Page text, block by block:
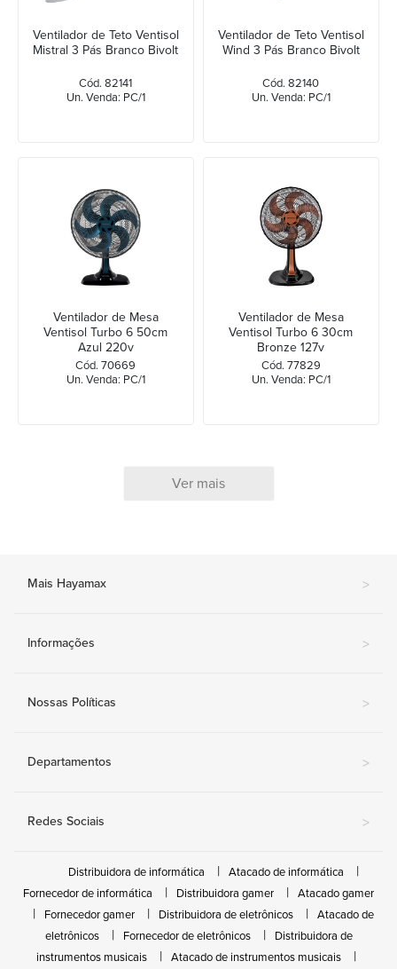
Ventilador de Teto Ventisol
Mistral 3 Pás Branco Bivolt
Cód. 82141
Un. Venda: PC/1
Ventilador de Teto Ventisol
Wind 3 Pás Branco Bivolt
Cód. 82140
Un. Venda: PC/1
Ventilador de Mesa
Ventisol Turbo 6 50cm
Azul 220v
Cód. 70669
Un. Venda: PC/1
Ventilador de Mesa
Ventisol Turbo 6 30cm
Bronze 127v
Cód. 77829
Un. Venda: PC/1
Ver mais
Mais Hayamax >
Informações >
Nossas Políticas >
Departamentos >
Redes Sociais >
Distribuidora de informática
Atacado de informática
Fornecedor de informática
Distribuidora gamer
Atacado gamer
Fornecedor gamer
Distribuidora de eletrônicos
Atacado de
eletrônicos
Fornecedor de eletrônicos
Distribuidora de
instrumentos musicais
Atacado de instrumentos musicais